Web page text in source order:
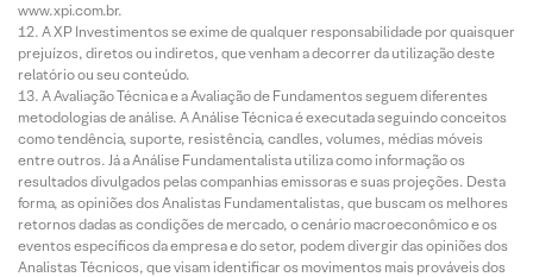
www.xpi.com.br.
A XP Investimentos se exime de qualquer responsabilidade por quaisquer
prejuízos, diretos ou indiretos, que venham a decorrer da utilização deste
relatório ou seu conteúdo.
A Avaliação Técnica e a Avaliação de Fundamentos seguem diferentes
metodologias de análise. A Análise Técnica é executada seguindo conceitos
como tendência, suporte, resistência, candles, volumes, médias móveis
entre outros. Já a Análise Fundamentalista utiliza como informação os
resultados divulgados pelas companhias emissoras e suas projeções. Desta
forma, as opiniões dos Analistas Fundamentalistas, que buscam os melhores
retornos dadas as condições de mercado, o cenário macroeconômico e os
eventos específicos da empresa e do setor, podem divergir das opiniões dos
Analistas Técnicos, que visam identificar os movimentos mais prováveis dos